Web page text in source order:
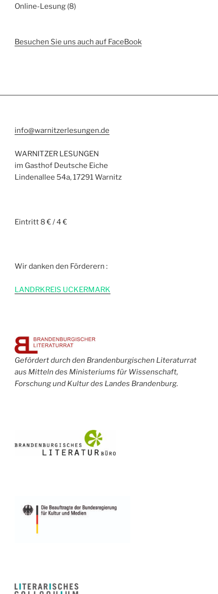
Online-Lesung (8)
Besuchen Sie uns auch auf FaceBook
info@warnitzerlesungen.de
WARNITZER LESUNGEN
im Gasthof Deutsche Eiche
Lindenallee 54a, 17291 Warnitz
Eintritt 8 € / 4 €
Wir danken den Förderern :
LANDRKREIS UCKERMARK
Gefördert durch den Brandenburgischen Literaturrat
aus Mitteln des Ministeriums für Wissenschaft,
Forschung und Kultur des Landes Brandenburg.